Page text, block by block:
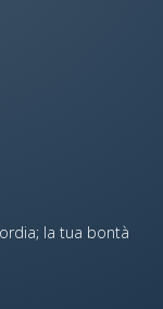
la tua bontà